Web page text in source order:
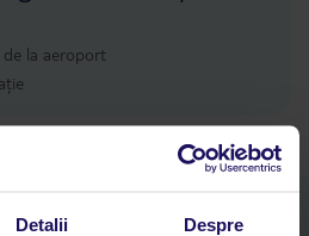
Detalii Despre
la aeroport
TUI